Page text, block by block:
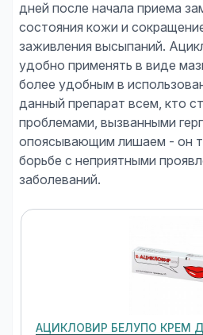
дней после начала приема
состояния кожи и
заживления высыпаний.
удобно применять в виде
более удобным в
данный препарат всем, кто
проблемами, вызванными
опоясывающим лишаем - он
борьбе с неприятными
АЦИКЛОВИР БЕЛУПО КРЕМ